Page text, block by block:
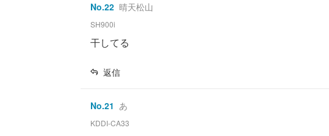
No.22 晴天松山
SH900i
干してる
返信
No.21 あ
KDDI-CA33